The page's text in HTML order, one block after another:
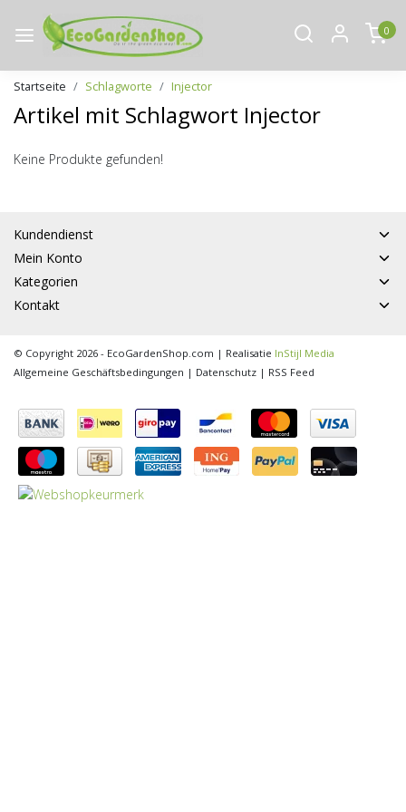
0
Startseite Schlagworte Injector
Artikel mit Schlagwort Injector
Keine Produkte gefunden!
Kundendienst
Mein Konto
Kategorien
Kontakt
© Copyright 2026 - EcoGardenShop.com | Realisatie InStijl Media
Allgemeine Geschäftsbedingungen | Datenschutz | RSS Feed